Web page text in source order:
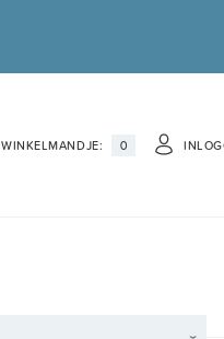
WINKELMANDJE: 0